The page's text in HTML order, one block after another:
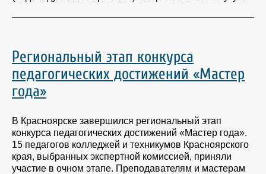
Региональный этап конкурса
педагогических достижений «Мастер
года»
В Красноярске завершился региональный этап
конкурса педагогических достижений «Мастер года».
15 педагогов колледжей и техникумов Красноярского
края, выбранных экспертной комиссией, приняли
участие в очном этапе. Преподавателям и мастерам